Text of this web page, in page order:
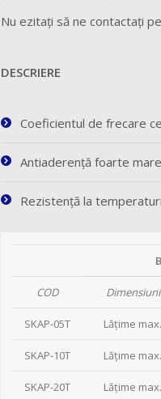
Nu ezitaţi să ne contactaţi
DESCRIERE
Coeficientul de frecare
Antiaderenţă foarte mare
Rezistenţă la
COD
SKAP-05T Lăţime
SKAP-10T Lăţime
SKAP-20T Lăţime